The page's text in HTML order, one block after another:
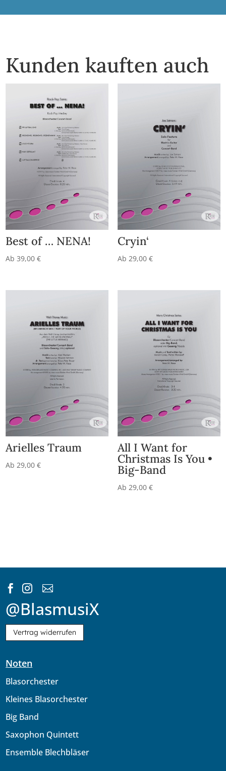
Kunden kauften auch
Best of … NENA!
Ab 39,00€
Cryin‘
Ab 29,00 €
Arielles Traum
Ab 29,00€
All I Want for
Christmas Is You •
Big-Band
Ab 29,00 €
  
@BlasmusiX
Vertrag widerrufen
Noten
Blasorchester
Kleines Blasorchester
Big Band
Saxophon Quintett
Ensemble Blechbläser